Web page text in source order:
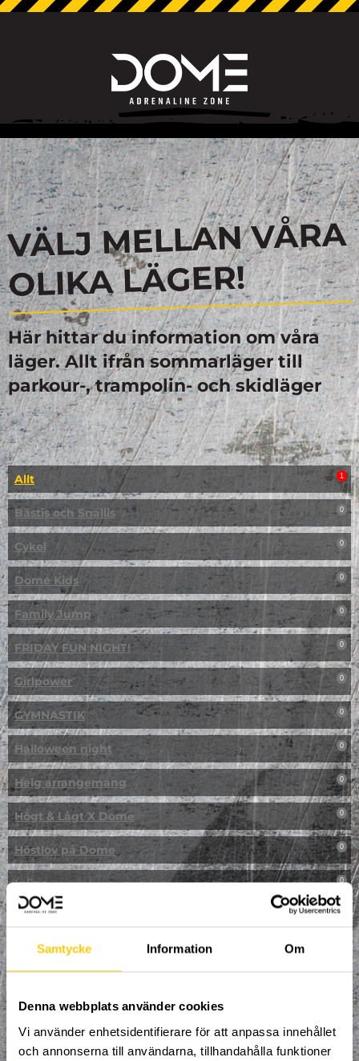
Samtycke Information Om
Denna webbplats använder cookies
Vi använder enhetsidentifierare för att anpassa innehållet
och annonserna till användarna, tillhandahålla funktioner
VÄLJ MELLAN VÅRA
OLIKA LÄGER!
Här hittar du information om våra
läger. Allt ifrån sommarläger till
parkour-, trampolin- och skidläger
Allt 1
Bästis och Snällis 0
Cykel 0
Dome Kids 0
Family Jump 0
FRIDAY FUN NIGHT! 0
Girlpower 0
GYMNASTIK 0
Halloween night 0
Helg arrangemang 0
Högt & Lågt X Dome 0
Höstlov på Dome 0
Inline 0
Jullov 0
Kampanj
Klättring